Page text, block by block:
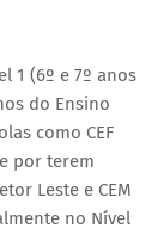
1 (6º e 7º anos
do Ensino
como CEF
por terem
Leste e CEM
no Nível